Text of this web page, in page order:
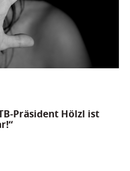
Präsident Hölzl ist